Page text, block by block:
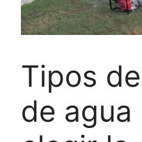
Tipos
de agua